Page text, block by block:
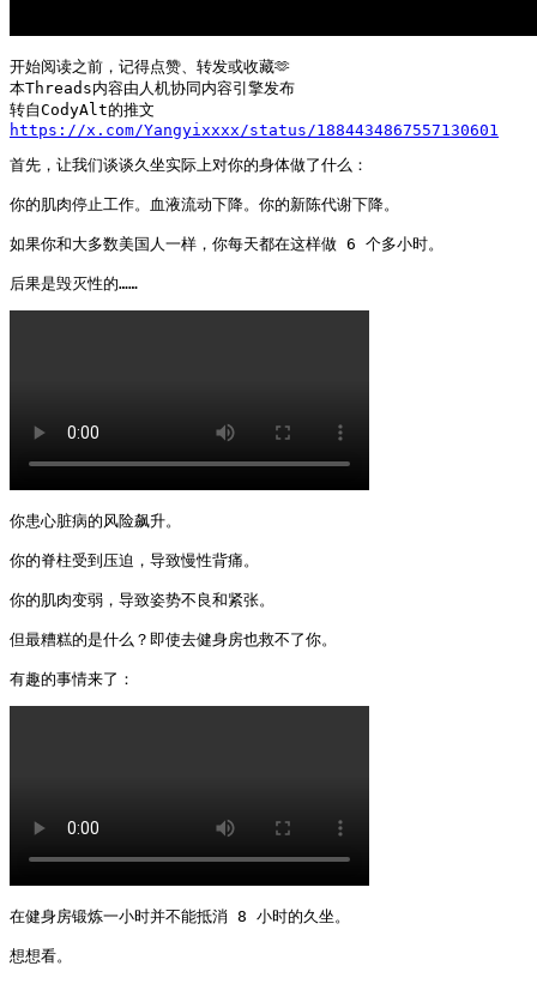
开始阅读之前，记得点赞、转发或收藏🫶
本Threads内容由人机协同内容引擎发布
https://x.com/Yangyixxxx/status/1884434867557130601
首先，让我们谈谈久坐实际上对你的身体做了什么：
你的肌肉停止工作。血液流动下降。你的新陈代谢下降。
如果你和大多数美国人一样，你每天都在这样做 6 个多小时。
后果是毁灭性的……
你患心脏病的风险飙升。
你的脊柱受到压迫，导致慢性背痛。
你的肌肉变弱，导致姿势不良和紧张。
但最糟糕的是什么？即使去健身房也救不了你。
有趣的事情来了：
在健身房锻炼一小时并不能抵消 8 小时的久坐。
想想看。